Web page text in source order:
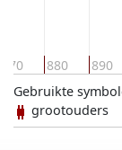
870 880 890
Gebruikte
grootouders